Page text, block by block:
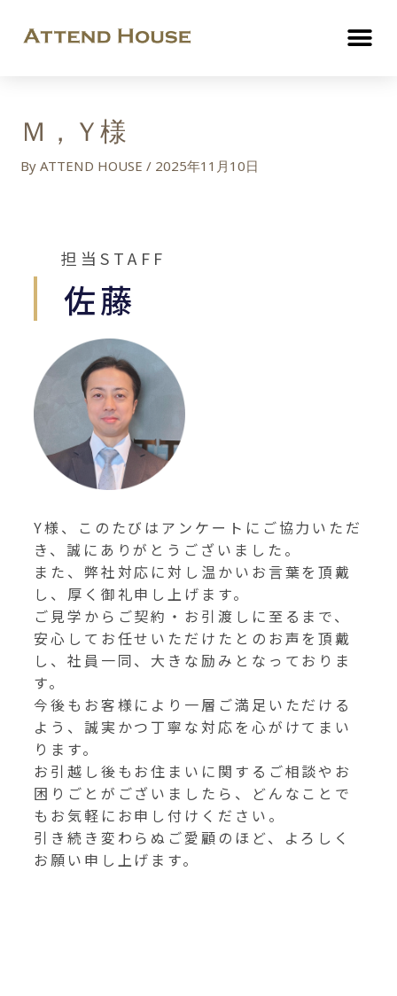
Ｍ，Ｙ様
ByATTEND HOUSE/ 2025年11月10日
担当STAFF
佐藤
Y様、このたびはアンケートにご協力いただ
き、誠にありがとうございました。
また、弊社対応に対し温かいお言葉を頂戴
し、厚く御礼申し上げます。
ご見学からご契約・お引渡しに至るまで、
安心してお任せいただけたとのお声を頂戴
し、社員一同、大きな励みとなっておりま
す。
今後もお客様により一層ご満足いただける
よう、誠実かつ丁寧な対応を心がけてまい
ります。
お引越し後もお住まいに関するご相談やお
困りごとがございましたら、どんなことで
もお気軽にお申し付けください。
引き続き変わらぬご愛顧のほど、よろしく
お願い申し上げます。